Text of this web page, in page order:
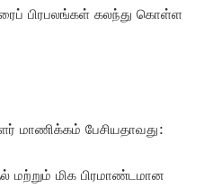
பிரபலங்கள் கலந்து கொள்ள
மாணிக்கம் பேசியதாவது:
மற்றும் மிக பிரமாண்டமான